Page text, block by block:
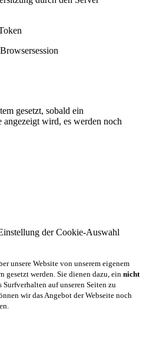
gesetzt, sobald ein
wird, es werden noch
der Cookie-Auswahl
unsere Website von unserem eigenem
werden. Sie dienen dazu, ein nicht
auf unseren Seiten zu
wir das Angebot der Webseite noch